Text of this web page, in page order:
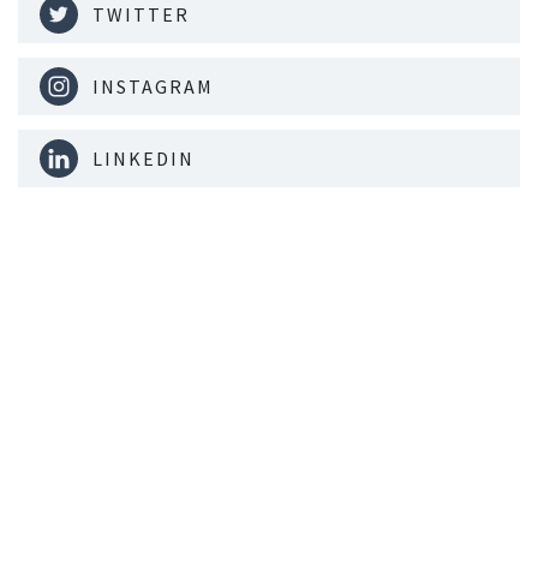
TWITTER
INSTAGRAM
LINKEDIN